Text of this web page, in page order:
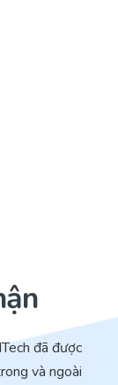
đã được
và ngoài